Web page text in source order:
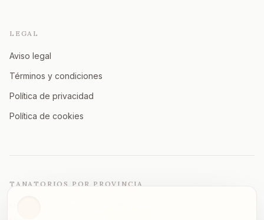
LEGAL
Aviso legal
Términos y condiciones
Política de privacidad
Política de cookies
TANATORIOS POR PROVINCIA